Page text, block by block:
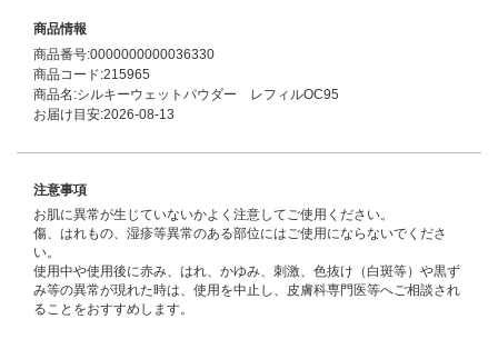
商品情報
商品番号:0000000000036330
商品コード:215965
商品名:シルキーウェットパウダー レフィルOC95
お届け目安:2026-08-13
注意事項
お肌に異常が生じていないかよく注意してご使用ください。
傷、はれもの、湿疹等異常のある部位にはご使用にならないでくださ
い。
使用中や使用後に赤み、はれ、かゆみ、刺激、色抜け（白斑等）や黒ず
み等の異常が現れた時は、使用を中止し、皮膚科専門医等へご相談され
ることをおすすめします。